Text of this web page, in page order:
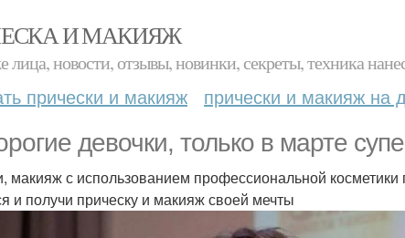
И МАКИЯЖ
новости, отзывы, новинки, секреты, техника
прически и макияж прически и макияж на
девочки, только в марте
макияж с использованием профессиональной
и получи прическу и макияж своей мечты